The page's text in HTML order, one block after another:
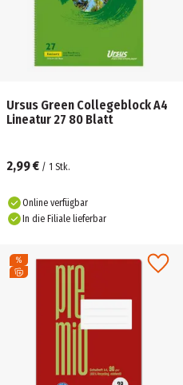
Ursus Green Collegeblock A4
Lineatur 27 80 Blatt
2,99 € / 1 Stk.
Online verfügbar
In die Filiale lieferbar